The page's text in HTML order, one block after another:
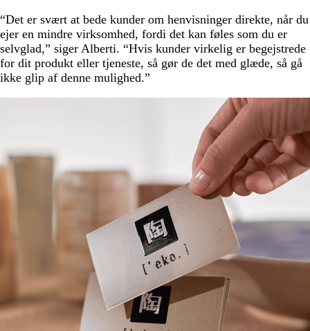
“Det er svært at bede kunder om henvisninger direkte, når du
ejer en mindre virksomhed, fordi det kan føles som du er
selvglad,” siger Alberti. “Hvis kunder virkelig er begejstrede
for dit produkt eller tjeneste, så gør de det med glæde, så gå
ikke glip af denne mulighed.”